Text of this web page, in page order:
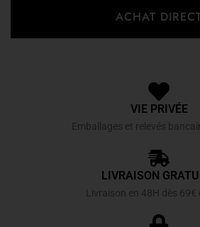
ACHAT
VIE PRIVÉE
Emballages et relevés
LIVRAISON
Livraison en 48H dès 69€